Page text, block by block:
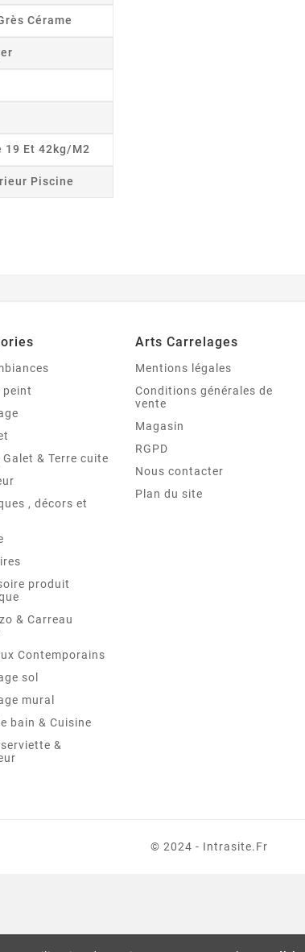
Cérame
19 Et 42kg/m2
Piscine
peint
Galet & Terre cuite
, décors et
produit
& Carreau
Contemporains
sol
mural
bain & Cuisine
&
Arts Carrelages
Mentions légales
Conditions générales de
vente
Magasin
RGPD
Nous contacter
Plan du site
© 2024 - Intrasite.fr